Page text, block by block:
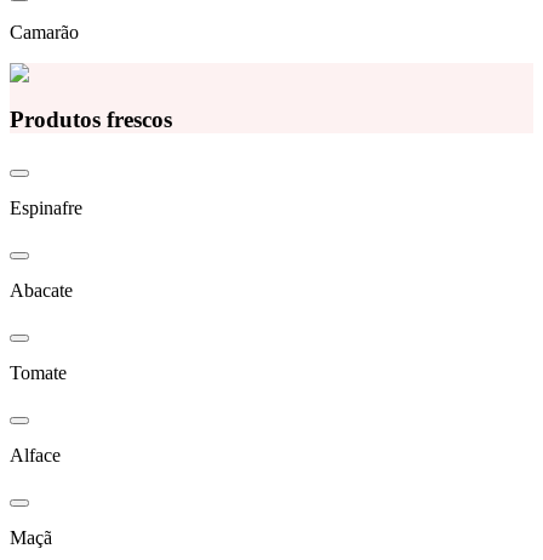
Camarão
Produtos frescos
Espinafre
Abacate
Tomate
Alface
Maçã